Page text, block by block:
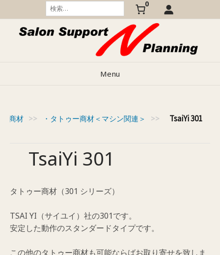
to
content
検
索:
0
Menu
商材 >> ・タトゥー商材＜マシン関連＞ >> TsaiYi 301
TsaiYi 301
タトゥー商材（301 シリーズ）
TSAI YI（サイユイ）社の301です。
安定した動作のスタンダードタイプです。
この他のタトゥー商材も可能ならばお取り寄せを致しま